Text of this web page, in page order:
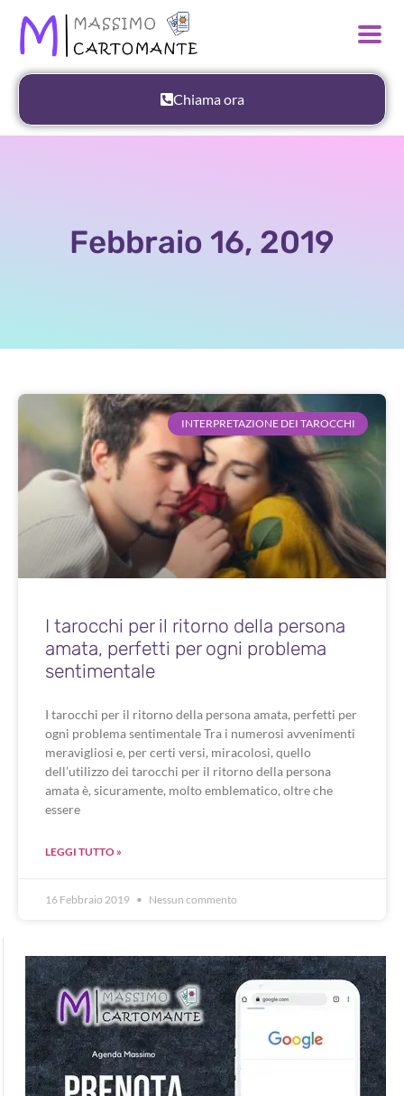
Chiama ora
Febbraio 16, 2019
INTERPRETAZIONE DEI TAROCCHI
I tarocchi per il ritorno della persona
amata, perfetti per ogni problema
sentimentale
I tarocchi per il ritorno della persona amata, perfetti per
ogni problema sentimentale Tra i numerosi avvenimenti
meravigliosi e, per certi versi, miracolosi, quello
dell’utilizzo dei tarocchi per il ritorno della persona
amata è, sicuramente, molto emblematico, oltre che
essere
LEGGI TUTTO »
16 Febbraio 2019 Nessun commento